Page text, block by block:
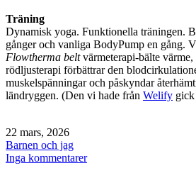
Träning
Dynamisk yoga. Funktionella träningen.
gånger och vanliga BodyPump en gång.
Flowtherma beltvärmeterapi-bälte
rödljusterapi förbättrar den
muskelspänningar och påskyndar
ländryggen. (Den vi hade från Welify gick
Publicerat
den
22 mars, 2026
Kategoriserat
som
Barnen och jag
Inga kommentarertill